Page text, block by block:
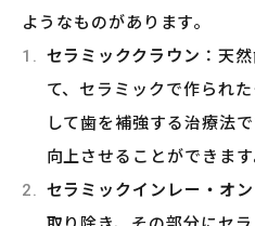
ようなものがあります。
セラミッククラウン ：天
て、セラミックで作られ
して歯を補強する治療法
向上させることができます
セラミックインレー・オ